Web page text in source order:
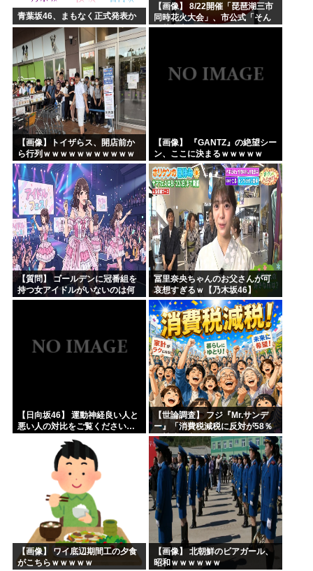
青葉坂46、まもなく正式発表か
【画像】 8/22開催「琵琶湖三市
同時花火大会」、市公式「そん
な花火大会は存在しない」→
【画像】トイザらス、開店前か
ら行列ｗｗｗｗｗｗｗｗｗｗｗ
ｗｗｗｗｗ
【画像】 『GANTZ』の絶望シー
ン、ここに決まるｗｗｗｗｗ
【質問】 ゴールデンに冠番組を
持つ女アイドルがいないのは何
故なのか？
冨里奈央ちゃんのお父さんが可
哀想すぎるｗ【乃木坂46】
【日向坂46】 運動神経良い人と
悪い人の対比をご覧ください…
【世論調査】 フジ『Mr.サンデ
ー』「消費税減税に反対が58％
で賛成を上回る！」 → ｗｗｗｗ
ｗｗｗｗｗｗｗｗｗｗｗｗ
【画像】 ワイ底辺期間工の夕食
がこちらｗｗｗｗｗ
【画像】 北朝鮮のビアガール、
昭和ｗｗｗｗｗｗ